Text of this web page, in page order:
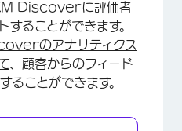
Discoverに評価者
することができます。
のアナリティクス
、顧客からのフィード
ることができます。